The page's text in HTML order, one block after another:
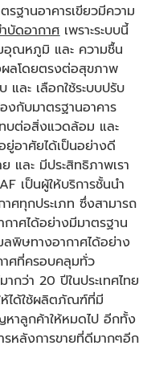
รฐานอาคารเขียวมีความ
บัดอากาศ เพราะระบบนี้
อุณหภูมิ และ ความชื้น
ลโดยตรงต่อสุขภาพ
และ เลือกใช้ระบบปรับ
กับมาตรฐานอาคาร
บต่อสิ่งแวดล้อม และ
อาศัยได้เป็นอย่างดี
และ มีประสิทธิภาพเรา
เป็นผู้ให้บริการชั้นนำ
ศทุกประเภท ซึ่งสามารถ
าศได้อย่างมีมาตรฐาน
พิษทางอากาศได้อย่าง
าศที่ครอบคลุมทั่ว
กว่า 20 ปีในประเทศไทย
ได้ใช้ผลิตภัณฑ์ที่มี
าลูกค้าให้หมดไป อีกทั้ง
รหลังการขายที่ดีมากๆอีก